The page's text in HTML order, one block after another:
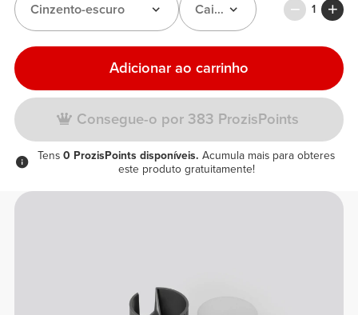
Caixa de Comprimidos
Cinzento-escuro 1
Adicionar ao carrinho
Consegue-o por 383 ProzisPoints
Tens 0 ProzisPoints disponíveis. Acumula mais para obteres
este produto gratuitamente!